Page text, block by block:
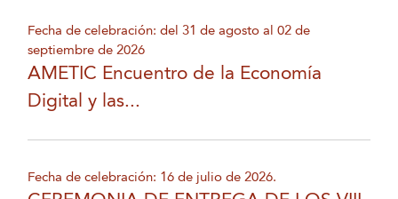
Fecha de celebración: del 31 de agosto al 02 de
septiembre de 2026
AMETIC Encuentro de la Economía
Digital y las...
Fecha de celebración: 16 de julio de 2026.